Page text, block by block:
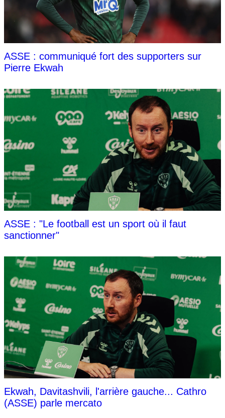
ASSE : communiqué fort des supporters sur
Pierre Ekwah
ASSE : "Le football est un sport où il faut
sanctionner"
Ekwah, Davitashvili, l'arrière gauche... Cathro
(ASSE) parle mercato